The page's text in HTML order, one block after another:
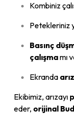
Kombiniz
Petekleriniz
Basınç
çalışmamı
Ekranda
Ekibimiz, arızayı
eder, orijinal